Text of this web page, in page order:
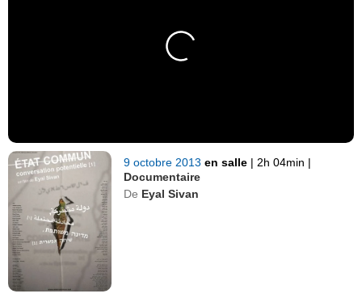
9 octobre 2013en salle | 2h 04min |
Documentaire
De Eyal Sivan